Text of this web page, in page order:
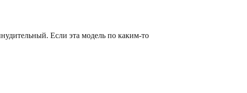
Если эта модель по каким-то